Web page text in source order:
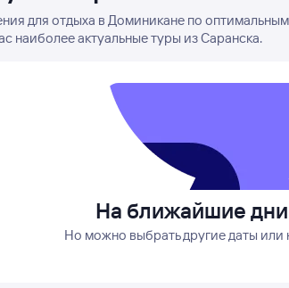
для отдыха в Доминикане по
наиболее актуальные туры из Саранска.
На ближайшие дни
Но можно выбрать другие даты или